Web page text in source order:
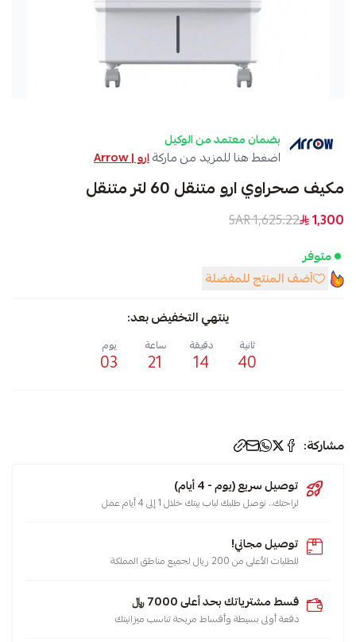
بضمان معتمد من الوكيل
اضغط هنا للمزيد من ماركةارو | Arrow
مكيف صحراوي ارو متنقل 60 لتر متنقل
1,300
1,625.22 SAR
متوفر
أضف المنتج للمفضلة
ينتهي التخفيض بعد:
39
ثانية
14
دقيقة
21
ساعة
03
يوم
الوسوم:
صحراوي
مشاركة:
توصيل سريع (يوم - 4 أيام)
لراحتك.. نوصل طلبك لباب بيتك خلال 1 إلى 4 أيام عمل
توصيل مجاني!
للطلبات الأعلى من 200 ريال لجميع مناطق المملكة
قسط مشترياتك بحد أعلى 7000 ﷼
دفعة أولى بسيطة وأقساط مريحة تناسب ميزانيتك